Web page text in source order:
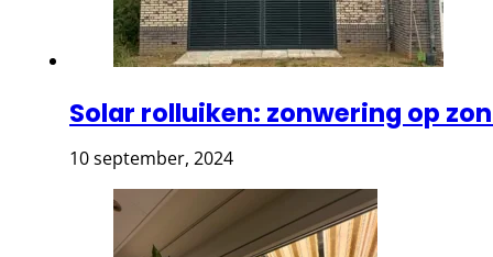
Solar rolluiken: zonwering op
10 september, 2024